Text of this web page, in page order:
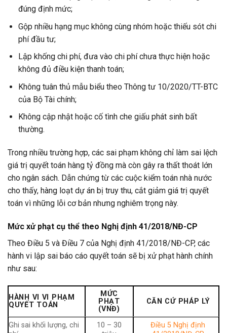
đúng định mức;
Gộp nhiều hạng mục không cùng nhóm hoặc thiếu sót chi
phí đầu tư;
Lập khống chi phí, đưa vào chi phí chưa thực hiện hoặc
không đủ điều kiện thanh toán;
Không tuân thủ mẫu biểu theo Thông tư 10/2020/TT-BTC
của Bộ Tài chính;
Không cập nhật hoặc cố tình che giấu phát sinh bất
thường.
Trong nhiều trường hợp, các sai phạm không chỉ làm sai lệch
giá trị quyết toán hàng tỷ đồng mà còn gây ra thất thoát lớn
cho ngân sách. Dẫn chứng từ các cuộc kiểm toán nhà nước
cho thấy, hàng loạt dự án bị truy thu, cắt giảm giá trị quyết
toán vì những lỗi cơ bản nhưng nghiêm trọng này.
Mức xử phạt cụ thể theo Nghị định 41/2018/NĐ-CP
Theo Điều 5 và Điều 7 của Nghị định 41/2018/NĐ-CP, các
hành vi lập sai báo cáo quyết toán sẽ bị xử phạt hành chính
như sau:
HÀNH VI VI PHẠM
QUYẾT TOÁN
MỨC
PHẠT
(VNĐ)
CĂN CỨ PHÁP LÝ
Ghi sai khối lượng, chi
10 – 30
Điều 5 Nghị định